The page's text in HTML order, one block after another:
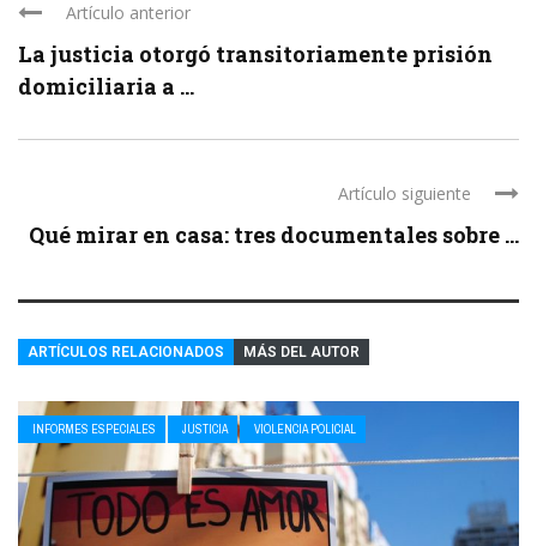
Artículo anterior
La justicia otorgó transitoriamente prisión
domiciliaria a ...
Artículo siguiente
Qué mirar en casa: tres documentales sobre ...
ARTÍCULOS RELACIONADOS MÁS DEL AUTOR
INFORMES ESPECIALES JUSTICIA VIOLENCIA POLICIAL